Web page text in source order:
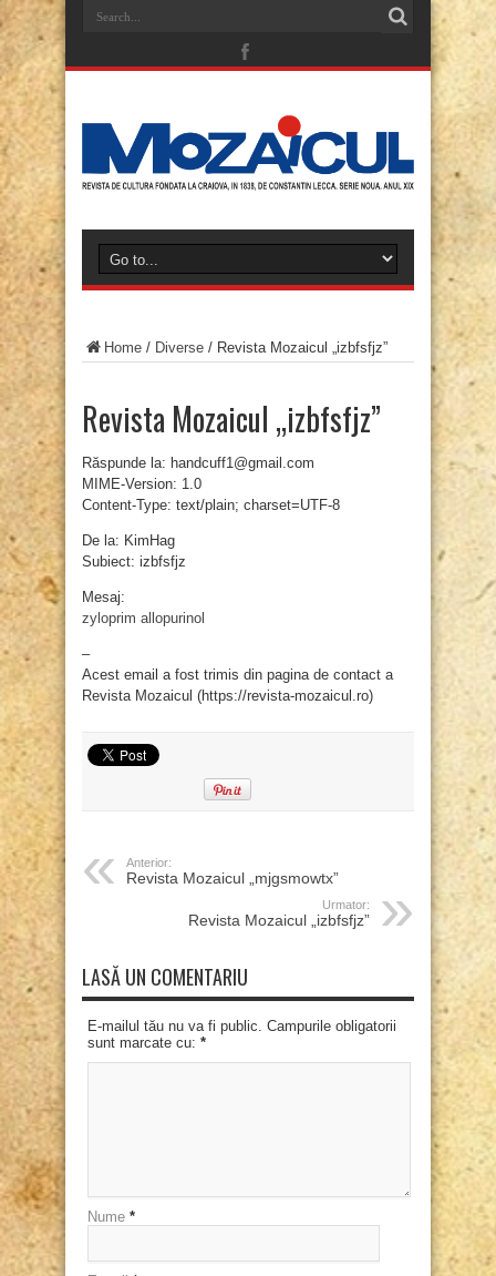
Home / Diverse / Revista Mozaicul „izbfsfjz”
Revista Mozaicul „izbfsfjz”
Răspunde la: handcuff1@gmail.com
MIME-Version: 1.0
Content-Type: text/plain; charset=UTF-8
De la: KimHag
Subiect: izbfsfjz
Mesaj:
zyloprim allopurinol
–
Acest email a fost trimis din pagina de contact a
Revista Mozaicul (https://revista-mozaicul.ro)
Anterior:
Revista Mozaicul „mjgsmowtx”
Urmator:
Revista Mozaicul „izbfsfjz”
LASĂ UN COMENTARIU
E-mailul tău nu va fi public. Campurile obligatorii
sunt marcate cu: *
Nume *